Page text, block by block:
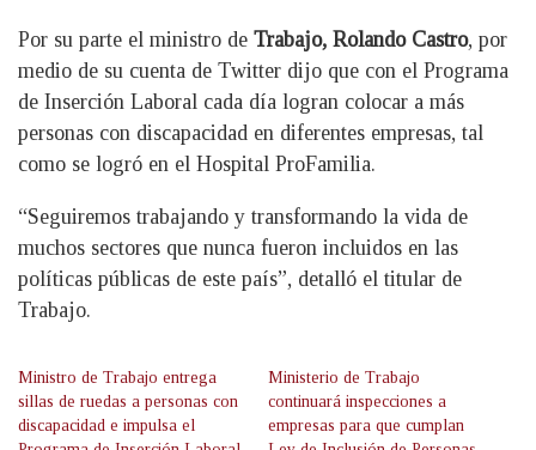
Por su parte el ministro de Trabajo, Rolando Castro, por
medio de su cuenta de Twitter dijo que con el Programa
de Inserción Laboral cada día logran colocar a más
personas con discapacidad en diferentes empresas, tal
como se logró en el Hospital ProFamilia.
“Seguiremos trabajando y transformando la vida de
muchos sectores que nunca fueron incluidos en las
políticas públicas de este país”, detalló el titular de
Trabajo.
Ministro de Trabajo entrega
sillas de ruedas a personas con
discapacidad e impulsa el
Ministerio de Trabajo
continuará inspecciones a
empresas para que cumplan